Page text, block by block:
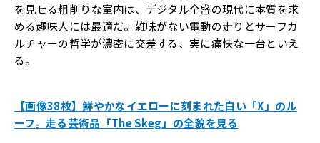
を見せる粗削りな室内は、デジタル全盛の現代に本質を求
める趣味人には最適だ。雑味がない電動の走りとサーフカ
ルチャーの哲学が濃密に交差する、実に痛快な一台といえ
る。
【画像38枚】鮮やかなイエローに刻まれた白い「X」のル
ーフ。走る芸術品「The Skeg」の全貌を見る